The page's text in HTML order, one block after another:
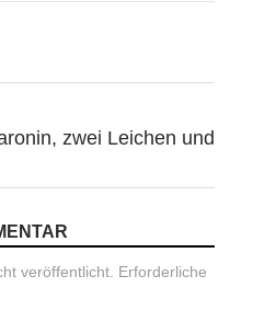
zwei Leichen und
veröffentlicht. Erforderliche